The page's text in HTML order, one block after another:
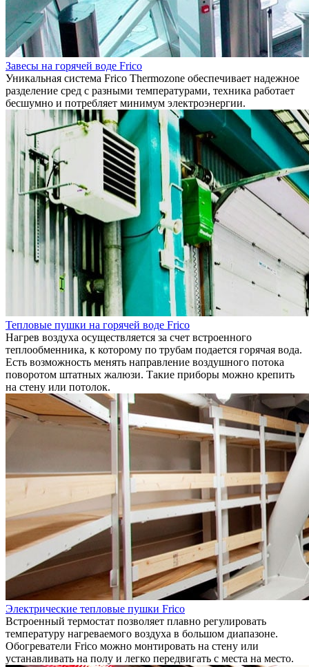
Завесы на горячей воде Frico
Уникальная система Frico Thermozone обеспечивает надежное
разделение сред с разными температурами, техника работает
бесшумно и потребляет минимум электроэнергии.
Тепловые пушки на горячей воде Frico
Нагрев воздуха осуществляется за счет встроенного
теплообменника, к которому по трубам подается горячая вода.
Есть возможность менять направление воздушного потока
поворотом штатных жалюзи. Такие приборы можно крепить
на стену или потолок.
Электрические тепловые пушки Frico
Встроенный термостат позволяет плавно регулировать
температуру нагреваемого воздуха в большом диапазоне.
Обогреватели Frico можно монтировать на стену или
устанавливать на полу и легко передвигать с места на место.